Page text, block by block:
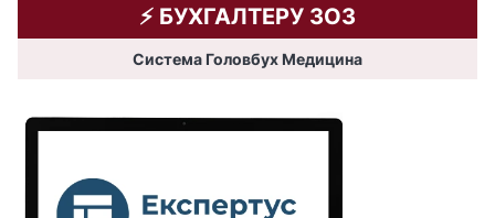
⚡️ БУХГАЛТЕРУ ЗОЗ
Система Головбух Медицина